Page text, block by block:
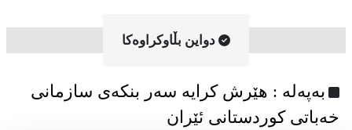
دواین بڵاوکراوه‌کا
به‌په‌له‌ : هێرش کرایە سەر بنکەی سازمانی
خەباتی کوردستانی ئێران